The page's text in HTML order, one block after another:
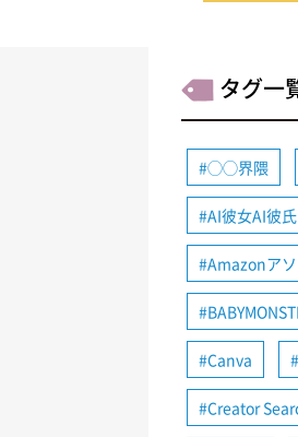
タグ一
◯◯界隈
AI彼女AI彼氏
Amazonア
Canva
Creator